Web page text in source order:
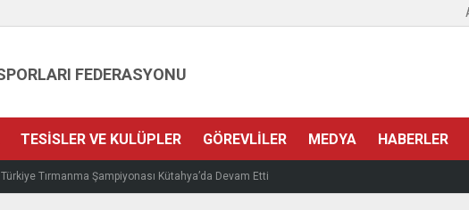
FEDERASYONU
TESISLER VE KULÜPLER GÖREVLILER MEDYA HABERLER
Tırmanma Şampiyonası Kütahya’da Devam Etti